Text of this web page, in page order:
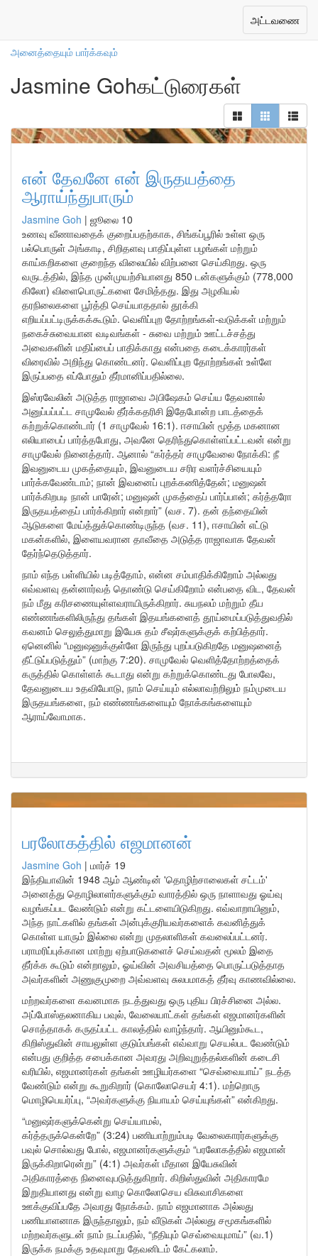
Toggle
navigation
அட்டவணை
அனைத்தையும் பார்க்கவும்
Jasmine Gohகட்டுரைகள்
என் தேவனே என் இருதயத்தை
ஆராய்ந்துபாரும்
Jasmine Goh | ஜூலை 10
உணவு வீணாவதைக் குறைப்பதற்காக, சிங்கப்பூரில் உள்ள ஒரு
பல்பொருள் அங்காடி, சிறிதளவு பாதிப்புள்ள பழங்கள் மற்றும்
காய்கறிகளை குறைந்த விலையில் விற்பனை செய்கிறது. ஒரு
வருடத்தில், இந்த முன்முயற்சியானது 850 டன்களுக்கும் (778,000
கிலோ) விளைபொருட்களை சேமித்தது. இது அழகியல்
தரநிலைகளை பூர்த்தி செய்யாததால் தூக்கி
எறியப்பட்டிருக்கக்கூடும். வெளிப்புற தோற்றங்கள்-வடுக்கள் மற்றும்
நகைச்சுவையான வடிவங்கள் - சுவை மற்றும் ஊட்டச்சத்து
அவைகளின் மதிப்பைப் பாதிக்காது என்பதை கடைக்காரர்கள்
விரைவில் அறிந்து கொண்டனர். வெளிப்புற தோற்றங்கள் உள்ளே
இருப்பதை எப்போதும் தீர்மானிப்பதில்லை.
இஸ்ரவேலின் அடுத்த ராஜாவை அபிஷேகம் செய்ய தேவனால்
அனுப்பப்பட்ட சாமுவேல் தீர்க்கதரிசி இதேபோன்ற பாடத்தைக்
கற்றுக்கொண்டார் (1 சாமுவேல் 16:1). ஈசாயின் மூத்த மகனான
எலியாபைப் பார்த்தபோது, அவனே தெரிந்துகொள்ளப்பட்டவன் என்று
சாமுவேல் நினைத்தார். ஆனால் “கர்த்தர் சாமுவேலை நோக்கி: நீ
இவனுடைய முகத்தையும், இவனுடைய சரிர வளர்ச்சியையும்
பார்க்கவேண்டாம்; நான் இவனைப் புறக்கணித்தேன்; மனுஷன்
பார்க்கிறபடி நான் பாரேன்; மனுஷன் முகத்தைப் பார்ப்பான்; கர்த்தரோ
இருதயத்தைப் பார்க்கிறார் என்றார்” (வச. 7). தன் தந்தையின்
ஆடுகளை மேய்த்துக்கொண்டிருந்த (வச. 11), ஈசாயின் எட்டு
மகன்களில், இளையவரான தாவீதை அடுத்த ராஜாவாக தேவன்
தேர்ந்தெடுத்தார்.
நாம் எந்த பள்ளியில் படித்தோம், என்ன சம்பாதிக்கிறோம் அல்லது
எவ்வளவு தன்னார்வத் தொண்டு செய்கிறோம் என்பதை விட, தேவன்
நம் மீது கரிசணையுள்ளவராயிருக்கிறார். சுயநலம் மற்றும் தீய
எண்ணங்களிலிருந்து தங்கள் இதயங்களைத் தூய்மைப்படுத்துவதில்
கவனம் செலுத்துமாறு இயேசு தம் சீஷர்களுக்குக் கற்பித்தார்.
ஏனெனில் “மனுஷனுக்குள்ளே இருந்து புறப்படுகிறதே மனுஷனைத்
தீட்டுப்படுத்தும்” (மாற்கு 7:20). சாமுவேல் வெளித்தோற்றத்தைக்
கருத்தில் கொள்ளக் கூடாது என்று கற்றுக்கொண்டது போலவே,
தேவனுடைய உதவியோடு, நாம் செய்யும் எல்லாவற்றிலும் நம்முடைய
இருதயங்களை, நம் எண்ணங்களையும் நோக்கங்களையும்
ஆராய்வோமாக.
பரலோகத்தில் எஜமானன்
Jasmine Goh | மார்ச் 19
இந்தியாவின் 1948 ஆம் ஆண்டின் 'தொழிற்சாலைகள் சட்டம்'
அனைத்து தொழிலாளர்களுக்கும் வாரத்தில் ஒரு நாளாவது ஓய்வு
வழங்கப்பட வேண்டும் என்று கட்டளையிடுகிறது. எவ்வாறாயினும்,
அந்த நாட்களில் தங்கள் அன்புக்குரியவர்களைக் கவனித்துக்
கொள்ள யாரும் இல்லை என்று முதலாளிகள் கவலைப்பட்டனர்.
பராமரிப்புக்கான மாற்று ஏற்பாடுகளைச் செய்வதன் மூலம் இதை
தீர்க்க கூடும் என்றாலும், ஓய்வின் அவசியத்தை பொருட்படுத்தாத
அவர்களின் அணுகுமுறை அவ்வளவு சுலபமாகத் தீர்வு காணவில்லை.
மற்றவர்களை கவனமாக நடத்துவது ஒரு புதிய பிரச்சினை அல்ல.
அப்போஸ்தலனாகிய பவுல், வேலையாட்கள் தங்கள் எஜமானர்களின்
சொத்தாகக் கருதப்பட்ட காலத்தில் வாழ்ந்தார். ஆயினும்கூட,
கிறிஸ்துவின் சாயலுள்ள குடும்பங்கள் எவ்வாறு செயல்பட வேண்டும்
என்பது குறித்த சபைக்கான அவரது அறிவுறுத்தல்களின் கடைசி
வரியில், எஜமானர்கள் தங்கள் ஊழியர்களை “செவ்வையாய்” நடத்த
வேண்டும் என்று கூறுகிறார் (கொலோசெயர் 4:1). மற்றொரு
மொழிபெயர்ப்பு, “அவர்களுக்கு நியாயம் செய்யுங்கள்” என்கிறது.
“மனுஷர்களுக்கென்று செய்யாமல்,
கர்த்தருக்கென்றே” (3:24) பணியாற்றும்படி வேலைகாரர்களுக்கு
பவுல் சொல்வது போல், எஜமானர்களுக்கும் “பரலோகத்தில் எஜமான்
இருக்கிறாரென்று” (4:1) அவர்கள் மீதான இயேசுவின்
அதிகாரத்தை நினைவுபடுத்துகிறார். கிறிஸ்துவின் அதிகாரமே
இறுதியானது என்று வாழ கொலோசெய விசுவாசிகளை
ஊக்குவிப்பதே அவரது நோக்கம். நாம் எஜமானாக அல்லது
பணியாளனாக இருந்தாலும், நம் வீடுகள் அல்லது சமூகங்களில்
மற்றவர்களுடன் நாம் நடப்பதில், “நீதியும் செவ்வையுமாய்” (வ.1)
இருக்க நமக்கு உதவுமாறு தேவனிடம் கேட்கலாம்.